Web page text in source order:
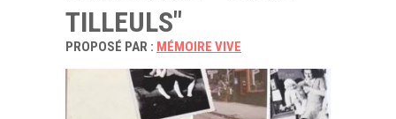
TILLEULS"
PROPOSÉ PAR : MÉMOIRE VIVE